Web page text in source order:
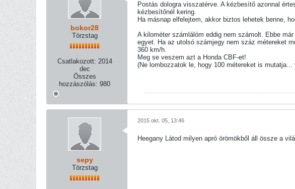
bokor28
Törzstag
Csatlakozott: 2014
dec
Összes
hozzászólás: 980
Postás dologra visszatérve. A kézbesítő azonnal
kézbesítőnél kering.
Ha másnap elfelejtem, akkor biztos lehetek benne,
A kilométer számlálóm eddig nem számolt. Ebbe
egyet. Ha az utolsó számjegy nem száz métereket
360 km/h.
Meg se veszem azt a Honda CBF-et!
(Ne lombozzatok le, hogy 100 métereket is
sepy
Törzstag
2015 okt. 05, 13:46
Heegany Látod milyen apró örömökből áll össze a